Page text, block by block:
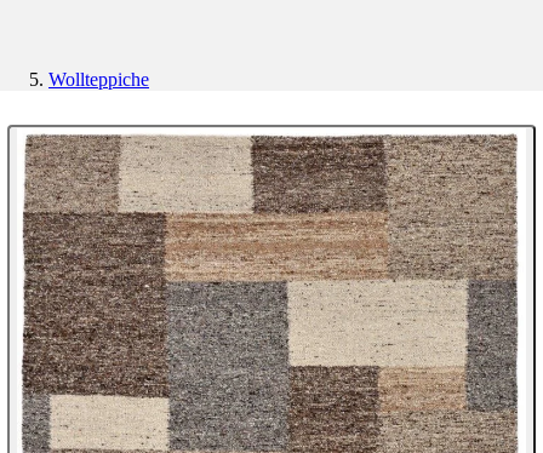
Wollteppiche